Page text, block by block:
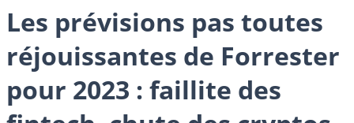
Les prévisions pas toutes
réjouissantes de Forrester
pour 2023 : faillite des